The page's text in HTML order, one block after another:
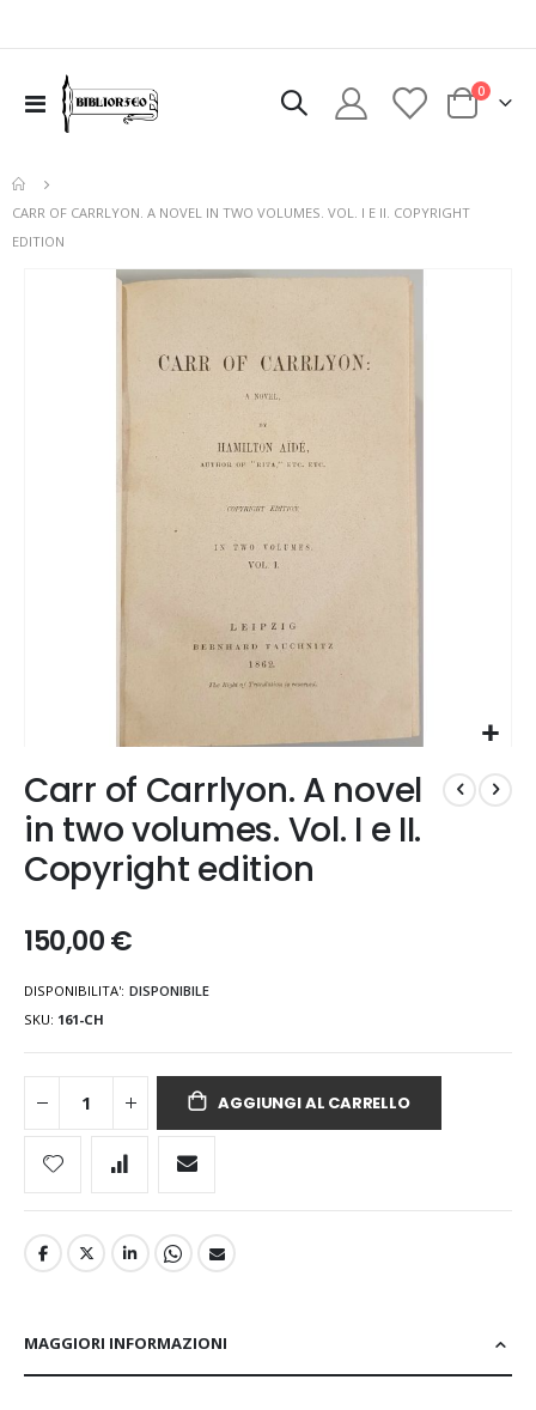
Toggle
Nav
Cart
0elementi
CARR OF CARRLYON. A NOVEL IN TWO VOLUMES. VOL. I E II. COPYRIGHT
EDITION
all'inizio
della
galleria
di
immagini
Carr of Carrlyon. A novel
in two volumes. Vol. I e II.
Copyright edition
150,00 €
DISPONIBILITA': DISPONIBILE
SKU 161-CH
AGGIUNGI AL CARRELLO
MAGGIORI INFORMAZIONI